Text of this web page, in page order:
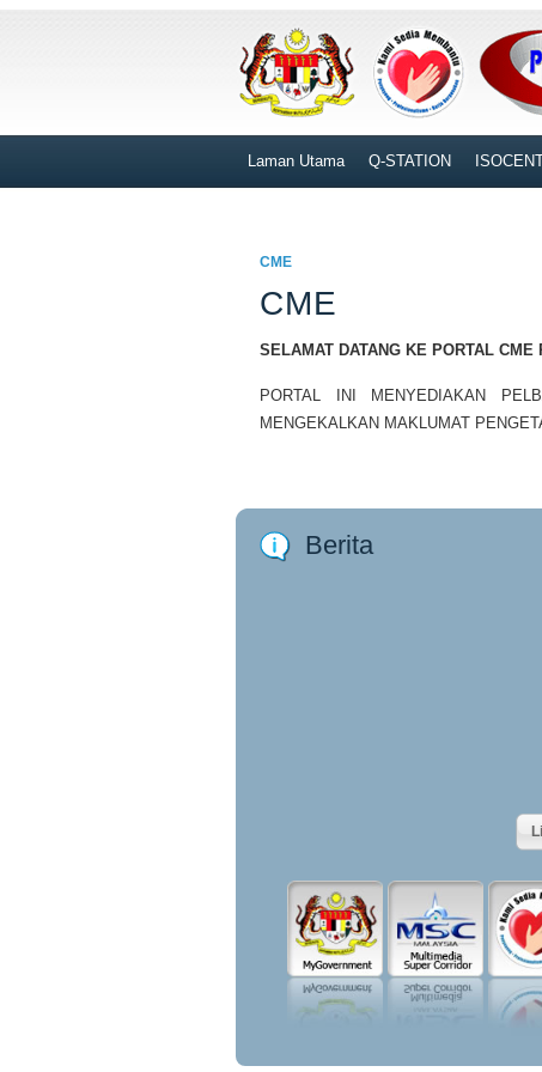
Laman Utama Q-STATION
CME
CME
SELAMAT DATANG KE PORTAL CME
PORTAL INI MENYEDIAKAN
MENGEKALKAN MAKLUMAT
Berita